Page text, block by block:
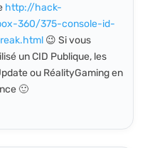
http://hack-
360/375-console-id-
😉 Si vous
un CID Publique, les
ou RéalityGaming en
🙂